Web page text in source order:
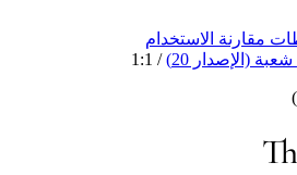
مقارنةالاستخدام
(الإصدار 20) /
1:1